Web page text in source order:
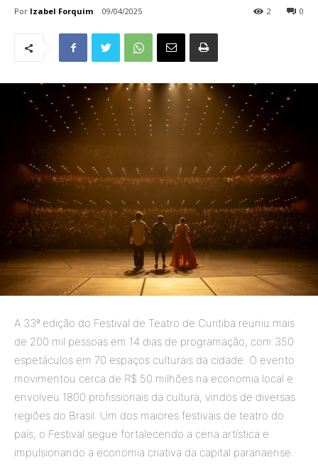
Por Izabel Forquim 09/04/2025 0
2
A 33ª edição do Festival de Teatro de Curitiba reuniu mais
de 200 mil pessoas em 14 dias de programação, com 350
espetáculos em 70 espaços culturais da cidade. O evento
movimentou cerca de R$ 50 milhões na economia local e
envolveu 1800 profissionais da cultura, vindos de diversas
regiões do Brasil. Um dos maiores festivais de teatro do
país, o Festival segue fortalecendo a cena artística e
impulsionando a economia criativa da capital paranaense.